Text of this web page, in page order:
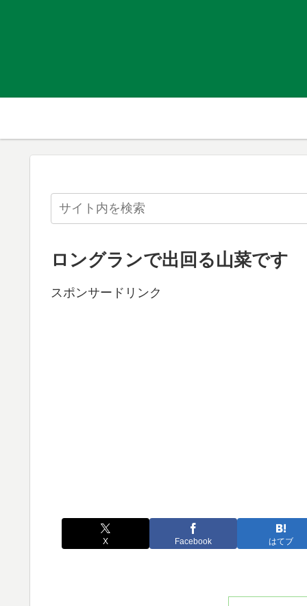
ロングランで出回る山菜です
スポンサードリンク
X Facebook はてブ